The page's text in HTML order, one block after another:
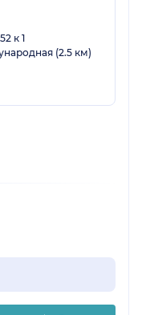
к 1
(2.5 км)